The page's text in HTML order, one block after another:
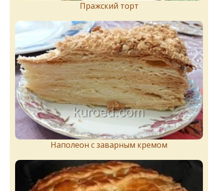
Пражский торт
Наполеон с заварным кремом